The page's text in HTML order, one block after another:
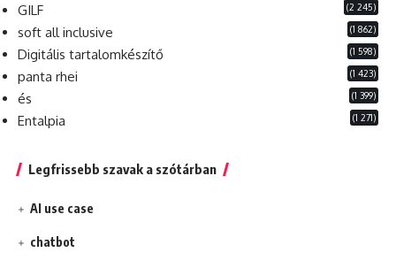
GILF (2 245)
soft all inclusive (1 862)
Digitális tartalomkészítő (1 598)
panta rhei (1 423)
és (1 399)
Entalpia (1 271)
Legfrissebb szavak a szótárban
AI use case
chatbot